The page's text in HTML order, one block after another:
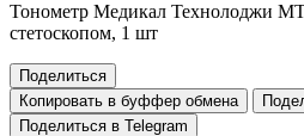
Тонометр Медикал Технолоджи
стетоскопом, 1 шт
Поделиться
Копировать в буффер обмена
Поделиться в Telegram